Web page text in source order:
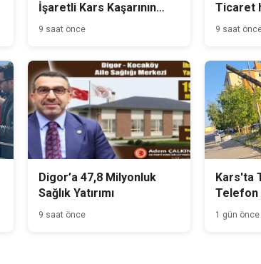
İşaretli Kars Kaşarının
Üretimini Yerinde İnceledi
9 saat önce
Ticaret
9 saat
Digor’a 47,8 Milyonluk
Sağlık Yatırımı
9 saat önce
Kars'ta
Telefon
Mahalle
Bekliyor
1 gün önce